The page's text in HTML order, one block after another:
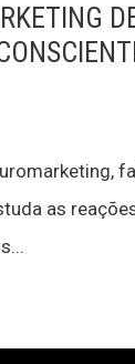
as